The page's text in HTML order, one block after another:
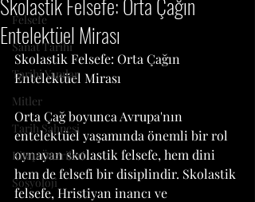
Felsefe
Sanat Tarihi
Tarihi Yapılar
Mitler
Tarih Sahnesi
Kitap Önerileri
Sosyoloji
Entelektüel Mirası
Skolastik Felsefe: Orta Çağın
Entelektüel Mirası
Orta Çağ boyunca Avrupa'nın
entelektüel yaşamında önemli bir rol
oynayan skolastik felsefe, hem dini
hem de felsefi bir disiplindir. Skolastik
felsefe, Hristiyan inancı ve